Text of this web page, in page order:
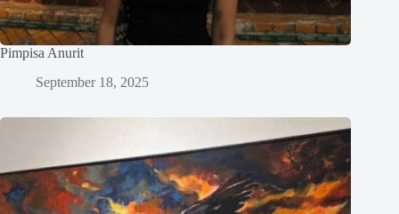
Pimpisa Anurit
September 18, 2025